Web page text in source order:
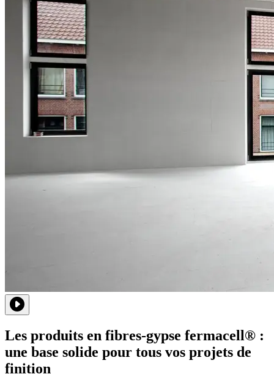
Les produits en fibres-gypse fermacell® :
une base solide pour tous vos projets de
finition